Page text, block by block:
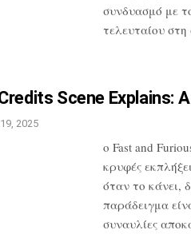
συνδυασμό με
τελευταίου στη
Scene Explains: A
2025
ο Fast and
κρυφές
όταν το κάνει,
παράδειγμα
συναυλίες